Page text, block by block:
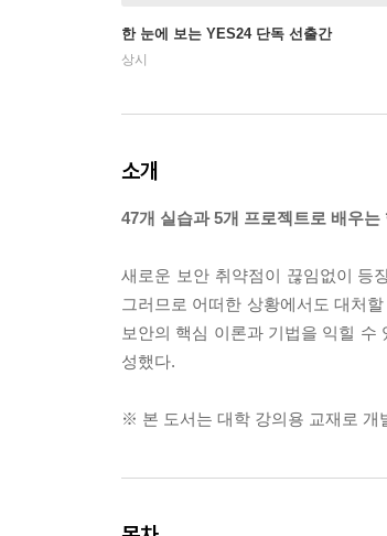
한 눈에 보는 YES24 단독 선출간
상시
소개
47개 실습과 5개 프로젝트로 배우는
새로운 보안 취약점이 끊임없이 등
그러므로 어떠한 상황에서도 대처
보안의 핵심 이론과 기법을 익힐
성했다.
※ 본 도서는 대학 강의용 교재로 개